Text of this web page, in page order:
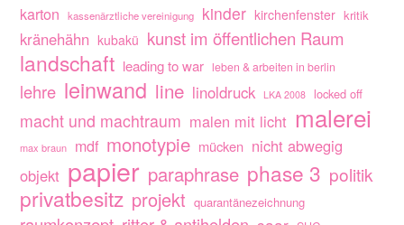
karton kassenärztliche vereinigung kinder kirchenfenster kritik
kränehähn kubakü kunst im öffentlichen Raum
landschaft leading to war leben & arbeiten in berlin
lehre leinwand line linoldruck LKA 2008 locked off
macht und machtraum malen mit licht malerei
max braun mdf monotypie mücken nicht abwegig
objekt papier paraphrase phase 3 politik
privatbesitz projekt quarantänezeichnung